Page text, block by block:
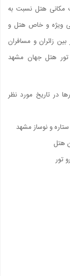
مکانی هتل نسبت به
ویژه و خاص هتل و
زائران و مسافران
تور هتل جهان مشهد
در تاریخ مورد نظر
هتل
تور